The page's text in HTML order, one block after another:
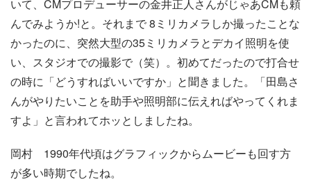
いて、CMプロデューサーの金井正人さんがじゃあCMも頼
んでみようか!と。それまで 8ミリカメラしか撮ったことな
かったのに、突然大型の35ミリカメラとデカイ照明を使
い、スタジオでの撮影で（笑）。初めてだったので打合せ
の時に「どうすればいいですか」と聞きました。「田島さ
んがやりたいことを助手や照明部に伝えればやってくれま
すよ」と言われてホッとしましたね。
岡村 1990年代頃はグラフィックからムービーも回す方
が多い時期でしたね。